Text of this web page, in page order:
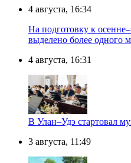
4 августа, 16:34
На подготовку к
выделено более одного
4 августа, 16:31
В Улан–Удэ стартовал
3 августа, 11:49